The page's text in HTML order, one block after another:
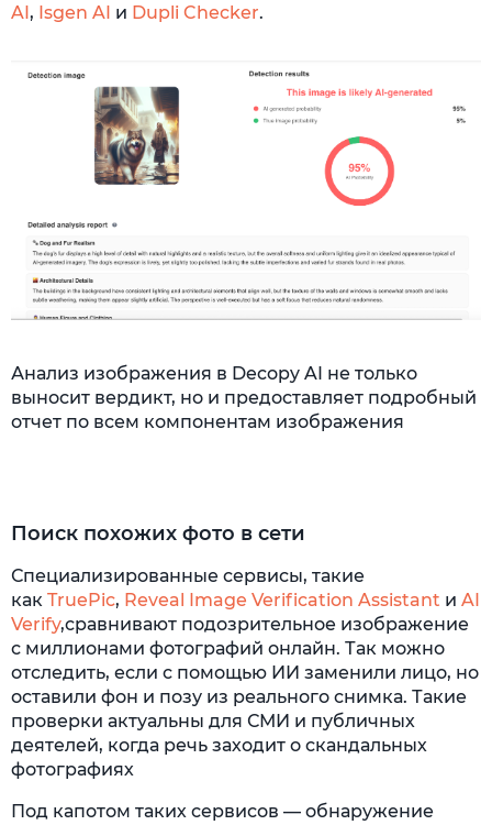
AI, Isgen AI и Dupli Checker.
Анализ изображения в Decopy AI не только
выносит вердикт, но и предоставляет подробный
отчет по всем компонентам изображения
Поиск похожих фото в сети
Специализированные сервисы, такие
как TruePic, Reveal Image Verification Assistant и AI
Verify,сравнивают подозрительное изображение
с миллионами фотографий онлайн. Так можно
отследить, если с помощью ИИ заменили лицо, но
оставили фон и позу из реального снимка. Такие
проверки актуальны для СМИ и публичных
деятелей, когда речь заходит о скандальных
фотографиях
Под капотом таких сервисов — обнаружение